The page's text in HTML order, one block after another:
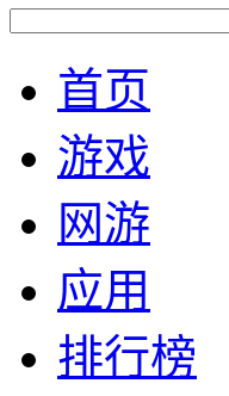
首页
游戏
网游
应用
排行榜